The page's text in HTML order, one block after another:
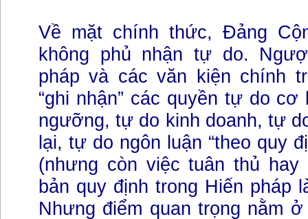
Về mặt chính thức, Đảng
không phủ nhận tự do.
pháp và các văn kiện chính
“ghi nhận” các quyền tự do
ngưỡng, tự do kinh doanh, tự
lại, tự do ngôn luận “theo quy
(nhưng còn việc tuân thủ
bản quy định trong Hiến pháp
Nhưng điểm quan trọng nằm ở